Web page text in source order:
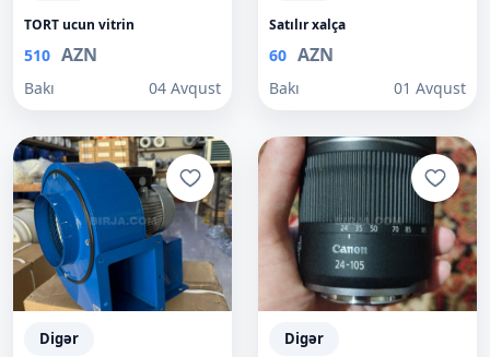
TORT ucun vitrin
510 AZN
Bakı 04 Avqust
Satılır xalça
60 AZN
Bakı 01 Avqust
Digər Digər